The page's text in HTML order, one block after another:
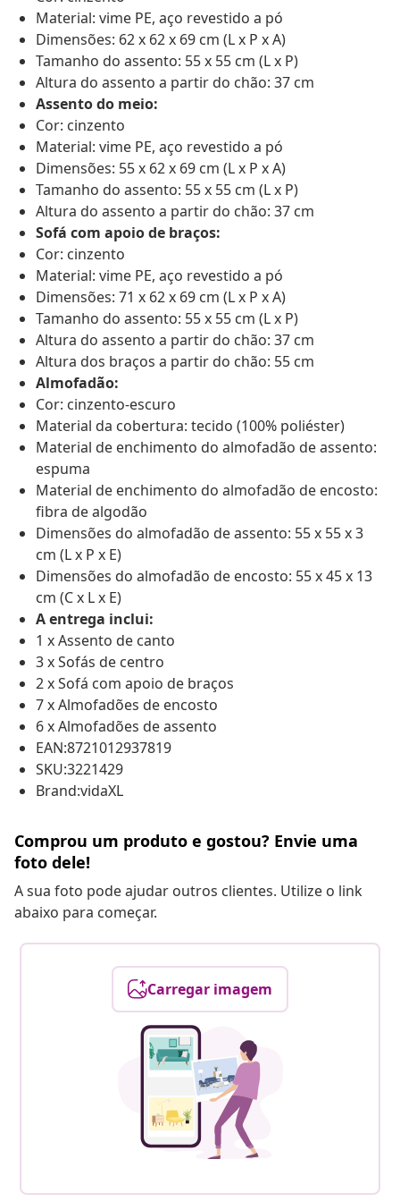
Material: vime PE, aço revestido a pó
Dimensões: 62 x 62 x 69 cm (L x P x A)
Tamanho do assento: 55 x 55 cm (L x P)
Altura do assento a partir do chão: 37 cm
Assento do meio:
Cor: cinzento
Material: vime PE, aço revestido a pó
Dimensões: 55 x 62 x 69 cm (L x P x A)
Tamanho do assento: 55 x 55 cm (L x P)
Altura do assento a partir do chão: 37 cm
Sofá com apoio de braços:
Cor: cinzento
Material: vime PE, aço revestido a pó
Dimensões: 71 x 62 x 69 cm (L x P x A)
Tamanho do assento: 55 x 55 cm (L x P)
Altura do assento a partir do chão: 37 cm
Altura dos braços a partir do chão: 55 cm
Almofadão:
Cor: cinzento-escuro
Material da cobertura: tecido (100% poliéster)
Material de enchimento do almofadão de assento:
espuma
Material de enchimento do almofadão de encosto:
fibra de algodão
Dimensões do almofadão de assento: 55 x 55 x 3
cm (L x P x E)
Dimensões do almofadão de encosto: 55 x 45 x 13
cm (C x L x E)
A entrega inclui:
1 x Assento de canto
3 x Sofás de centro
2 x Sofá com apoio de braços
7 x Almofadões de encosto
6 x Almofadões de assento
EAN:8721012937819
SKU:3221429
Brand:vidaXL
Comprou um produto e gostou? Envie uma
foto dele!
A sua foto pode ajudar outros clientes. Utilize o link
abaixo para começar.
Carregar imagem